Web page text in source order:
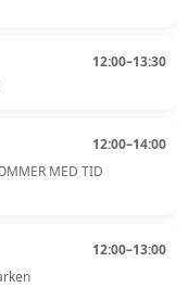
12:00–13:30
12:00–14:00
MED TID
12:00–13:00